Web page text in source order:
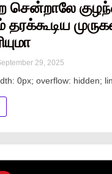
சென்றாலே
தரக்கூடிய
29, 2025
0px; overflow: hidden;